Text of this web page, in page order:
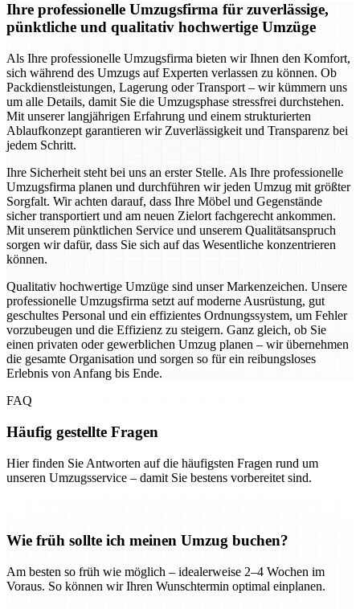
Ihre professionelle Umzugsfirma für zuverlässige,
pünktliche und qualitativ hochwertige Umzüge
Als Ihre professionelle Umzugsfirma bieten wir Ihnen den Komfort,
sich während des Umzugs auf Experten verlassen zu können. Ob
Packdienstleistungen, Lagerung oder Transport – wir kümmern uns
um alle Details, damit Sie die Umzugsphase stressfrei durchstehen.
Mit unserer langjährigen Erfahrung und einem strukturierten
Ablaufkonzept garantieren wir Zuverlässigkeit und Transparenz bei
jedem Schritt.
Ihre Sicherheit steht bei uns an erster Stelle. Als Ihre professionelle
Umzugsfirma planen und durchführen wir jeden Umzug mit größter
Sorgfalt. Wir achten darauf, dass Ihre Möbel und Gegenstände
sicher transportiert und am neuen Zielort fachgerecht ankommen.
Mit unserem pünktlichen Service und unserem Qualitätsanspruch
sorgen wir dafür, dass Sie sich auf das Wesentliche konzentrieren
können.
Qualitativ hochwertige Umzüge sind unser Markenzeichen. Unsere
professionelle Umzugsfirma setzt auf moderne Ausrüstung, gut
geschultes Personal und ein effizientes Ordnungssystem, um Fehler
vorzubeugen und die Effizienz zu steigern. Ganz gleich, ob Sie
einen privaten oder gewerblichen Umzug planen – wir übernehmen
die gesamte Organisation und sorgen so für ein reibungsloses
Erlebnis von Anfang bis Ende.
FAQ
Häufig gestellte Fragen
Hier finden Sie Antworten auf die häufigsten Fragen rund um
unseren Umzugsservice – damit Sie bestens vorbereitet sind.
Wie früh sollte ich meinen Umzug buchen?
Am besten so früh wie möglich – idealerweise 2–4 Wochen im
Voraus. So können wir Ihren Wunschtermin optimal einplanen.